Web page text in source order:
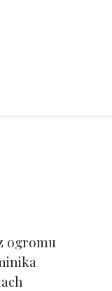
ogromu